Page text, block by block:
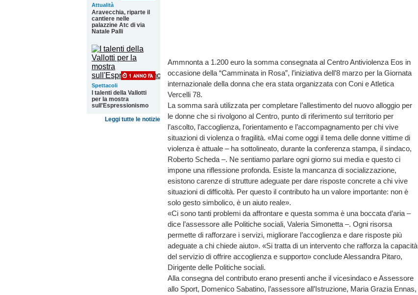
Attualità
Aravecchia, riparte il
cantiere nelle
palazzine Atc di via
Natale Palli
Spettacoli
I talenti della Vallotti
per la mostra
sull'Espressionismo
Leggi tutte le notizie
Ammnonta a 1.200 euro la somma consegnata al Centro Antiviolenza Eos in
occasione della “Camminata in Rosa”, l’iniziativa dell’8 marzo per la Giornata
internazionale della donna che era stata organizzata con Coni e Atletica
Vercelli 78.
La somma sarà utilizzata per completare l’allestimento del nuovo alloggio per
le donne che si rivolgono al Centro, punto di riferimento sul territorio per
l’ascolto, l’accoglienza, l’orientamento e l’accompagnamento per chi vive
situazioni di violenza o fragilità. «Mai come oggi il tema delle donne vittime di
violenza è attuale – ha sottolineato, durante la conferenza stampa, il sindaco,
Roberto Scheda –. Ne sentiamo parlare ogni giorno sui media e questo ci
impone una riflessione profonda. Esiste la mancanza di socializzazione,
esistono carenze di strutture adeguate per dare risposte concrete a chi vive
situazioni di difficoltà. Per questo il contributo ha un valore importante: non è
solo gesto simbolico, è un aiuto reale».
«Ci sono tanti problemi da affrontare e questa somma è una boccata d’aria –
dice l’assessore alle Politiche sociali, Valeria Simonetta –. Ogni risorsa
permette di rafforzare i servizi, migliorare l’accoglienza e dare risposte più
adeguate a chi chiede aiuto». «Si tratta di un intervento che rafforza la capacità
del servizio di offrire accoglienza e supporto» conclude Alessandra Pitaro,
Dirigente delle Politiche sociali.
Alla consegna del contributo erano presenti anche il vicesindaco e Assessore
allo Sport, Domenico Sabatino, l’assessore all’Istruzione, Maria Grazia Ennas,